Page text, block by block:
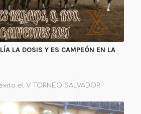
LA DOSIS Y ES CAMPEÓN EN LA
el V TORNEO SALVADOR